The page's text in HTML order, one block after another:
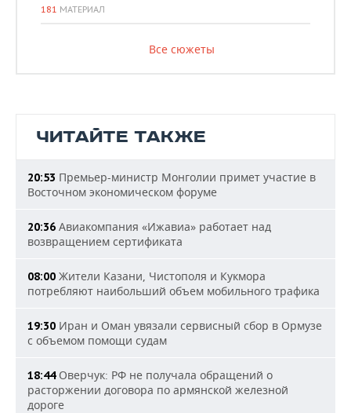
181 МАТЕРИАЛ
Все сюжеты
ЧИТАЙТЕ ТАКЖЕ
20:53 Премьер-министр Монголии примет участие в
Восточном экономическом форуме
20:36 Авиакомпания «Ижавиа» работает над
возвращением сертификата
08:00 Жители Казани, Чистополя и Кукмора
потребляют наибольший объем мобильного трафика
19:30 Иран и Оман увязали сервисный сбор в Ормузе
с объемом помощи судам
18:44Оверчук: РФ не получала обращений о
расторжении договора по армянской железной
дороге